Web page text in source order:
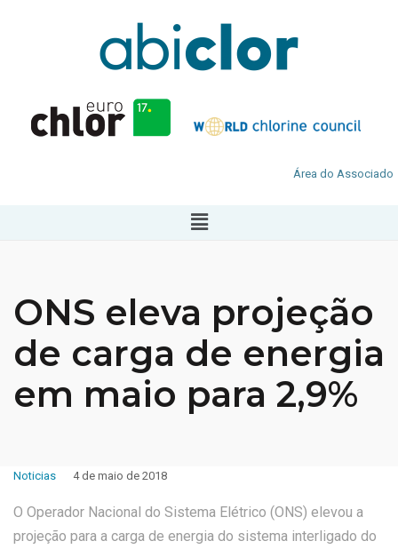
Área do Associado
ONS eleva projeção
de carga de energia
em maio para 2,9%
Noticias 4 de maio de 2018
O Operador Nacional do Sistema Elétrico (ONS) elevou a
projeção para a carga de energia do sistema interligado do